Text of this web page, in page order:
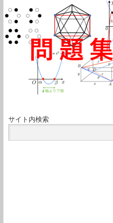
サイト内検索